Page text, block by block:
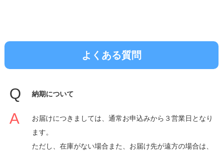
よくある質問
納期について
お届けにつきましては、通常お申込みから３営業日となり
ます。
ただし、在庫がない場合また、お届け先が遠方の場合は、